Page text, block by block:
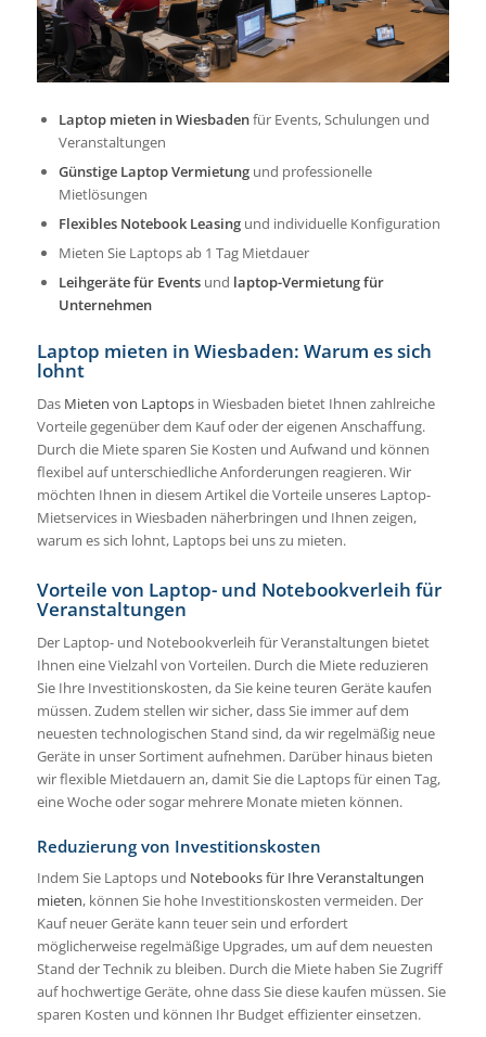
Laptop mieten in Wiesbadenfür Events, Schulungen und
Veranstaltungen
Günstige Laptop Vermietungund professionelle
Mietlösungen
Flexibles Notebook Leasingund individuelle Konfiguration
Mieten Sie Laptops ab 1 Tag Mietdauer
Leihgeräte für Eventsund laptop-Vermietungfür
Unternehmen
Laptop mieten in Wiesbaden: Warum es sich
lohnt
Das Mieten von Laptopsin Wiesbaden bietet Ihnen zahlreiche
Vorteile gegenüber dem Kauf oder der eigenen Anschaffung.
Durch die Miete sparen Sie Kosten und Aufwand und können
flexibel auf unterschiedliche Anforderungen reagieren. Wir
möchten Ihnen in diesem Artikel die Vorteile unseres Laptop-
Mietservices in Wiesbaden näherbringen und Ihnen zeigen,
warum es sich lohnt, Laptops bei uns zu mieten.
Vorteile von Laptop- und Notebookverleih für
Veranstaltungen
Der Laptop- und Notebookverleih für Veranstaltungen bietet
Ihnen eine Vielzahl von Vorteilen. Durch die Miete reduzieren
Sie Ihre Investitionskosten, da Sie keine teuren Geräte kaufen
müssen. Zudem stellen wir sicher, dass Sie immer auf dem
neuesten technologischen Stand sind, da wir regelmäßig neue
Geräte in unser Sortiment aufnehmen. Darüber hinaus bieten
wir flexible Mietdauern an, damit Sie die Laptops für einen Tag,
eine Woche oder sogar mehrere Monate mieten können.
Reduzierung von Investitionskosten
Indem Sie Laptops und Notebooks für Ihre Veranstaltungen
mieten, können Sie hohe Investitionskosten vermeiden. Der
Kauf neuer Geräte kann teuer sein und erfordert
möglicherweise regelmäßige Upgrades, um auf dem neuesten
Stand der Technik zu bleiben. Durch die Miete haben Sie Zugriff
auf hochwertige Geräte, ohne dass Sie diese kaufen müssen. Sie
sparen Kosten und können Ihr Budget effizienter einsetzen.